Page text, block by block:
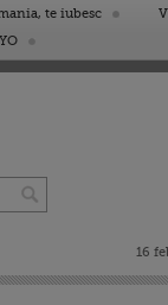
te iubesc
16